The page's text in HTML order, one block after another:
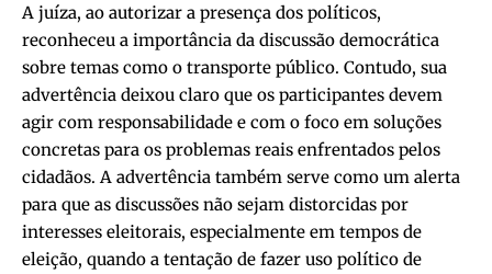
A juíza, ao autorizar a presença dos políticos,
reconheceu a importância da discussão democrática
sobre temas como o transporte público. Contudo, sua
advertência deixou claro que os participantes devem
agir com responsabilidade e com o foco em soluções
concretas para os problemas reais enfrentados pelos
cidadãos. A advertência também serve como um alerta
para que as discussões não sejam distorcidas por
interesses eleitorais, especialmente em tempos de
eleição, quando a tentação de fazer uso político de